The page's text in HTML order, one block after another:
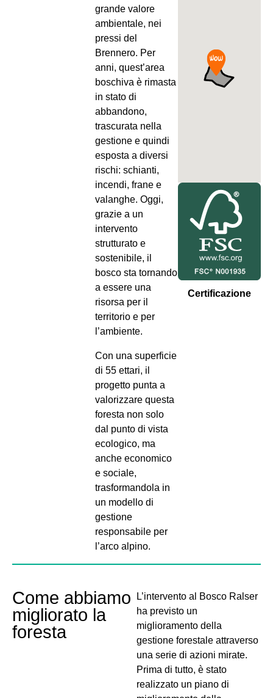
grande valore
ambientale, nei
pressi del
Brennero. Per
anni, quest’area
boschiva è rimasta
in stato di
abbandono,
trascurata nella
gestione e quindi
esposta a diversi
rischi: schianti,
incendi, frane e
valanghe. Oggi,
grazie a un
intervento
strutturato e
sostenibile, il
bosco sta tornando
a essere una
risorsa per il
territorio e per
l’ambiente.
Con una superficie
di 55 ettari, il
progetto punta a
valorizzare questa
foresta non solo
dal punto di vista
ecologico, ma
anche economico
e sociale,
trasformandola in
un modello di
gestione
responsabile per
l’arco alpino.
Certificazione
Come abbiamo
migliorato la
foresta
L’intervento al Bosco Ralser
ha previsto un
miglioramento della
gestione forestale attraverso
una serie di azioni mirate.
Prima di tutto, è stato
realizzato un piano di